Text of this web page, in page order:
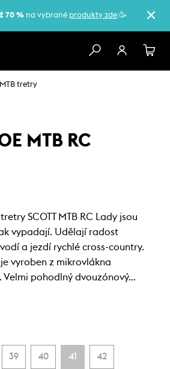
70 % na vybrané produkty zde.🥳
MTB tretry
MTB RC
SCOTT MTB RC Lady jsou
vypadají. Udělají radost
a jezdí rychlé cross-country.
vyroben z mikrovlákna
Velmi pohodlný dvouzónový…
39 40 41 42